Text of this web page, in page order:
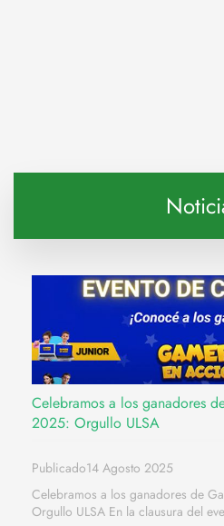
Celebramos a los ganadores
2025: Orgullo ULSA
Publicado14 Agosto 2025
Celebramos a los ganadores de
Orgullo ULSA En la clausura del